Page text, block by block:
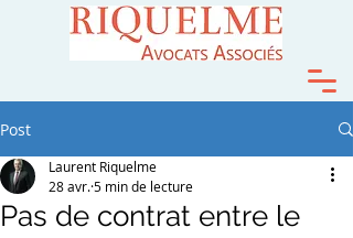
Post
Pas de contrat entre le
Laurent Riquelme
28 avr.5 min de lecture